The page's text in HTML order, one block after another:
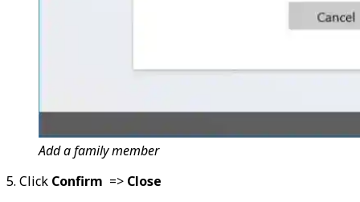
Add a family member
5. Click Confirm => Close